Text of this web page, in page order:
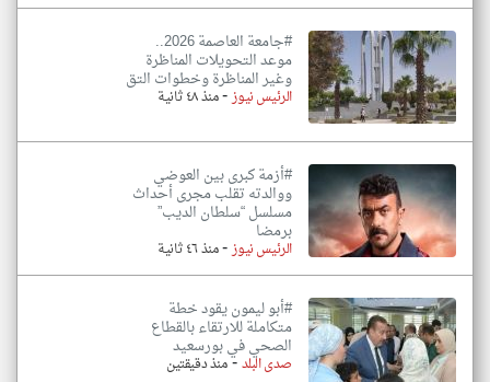
#جامعة العاصمة 2026..
موعد التحويلات المناظرة
وغير المناظرة وخطوات التق
الرئيس نيوز-منذ ٤٨ ثانية
#أزمة كبرى بين العوضي
ووالدته تقلب مجرى أحداث
مسلسل “سلطان الديب”
برمضا
الرئيس نيوز-منذ ٤٦ ثانية
#أبو ليمون يقود خطة
متكاملة للارتقاء بالقطاع
الصحي في بورسعيد
صدى البلد-منذ دقيقتين